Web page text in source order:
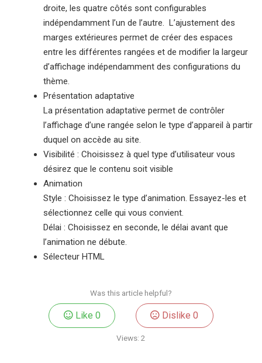
droite, les quatre côtés sont configurables
indépendamment l’un de l’autre. L’ajustement des
marges extérieures permet de créer des espaces
entre les différentes rangées et de modifier la largeur
d’affichage indépendamment des configurations du
thème.
Présentation adaptative
La présentation adaptative permet de contrôler
l’affichage d’une rangée selon le type d’appareil à partir
duquel on accède au site.
Visibilité : Choisissez à quel type d’utilisateur vous
désirez que le contenu soit visible
Animation
Style : Choisissez le type d’animation. Essayez-les et
sélectionnez celle qui vous convient.
Délai : Choisissez en seconde, le délai avant que
l’animation ne débute.
Sélecteur HTML
Was this article helpful?
Like 0 Dislike0
Views: 2